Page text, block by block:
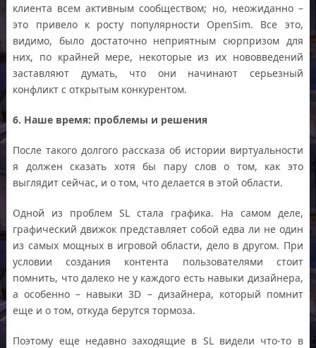
клиента всем активным сообществом; но, неожиданно –
это привело к росту популярности OpenSim. Все это,
видимо, было достаточно неприятным сюрпризом для
них, по крайней мере, некоторые из их нововведений
заставляют думать, что они начинают серьезный
конфликт с открытым конкурентом.
6. Наше время: проблемы и решения
После такого долгого рассказа об истории виртуальности
я должен сказать хотя бы пару слов о том, как это
выглядит сейчас, и о том, что делается в этой области.
Одной из проблем SL стала графика. На самом деле,
графический движок представляет собой едва ли не один
из самых мощных в игровой области, дело в другом. При
условии создания контента пользователями стоит
помнить, что далеко не у каждого есть навыки дизайнера,
а особенно – навыки 3D – дизайнера, который помнит
еще и о том, откуда берутся тормоза.
Поэтому еще недавно заходящие в SL видели что-то в